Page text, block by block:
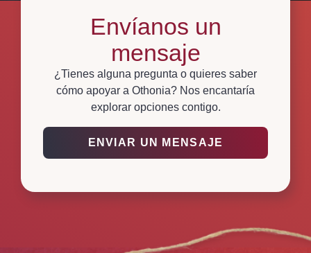
Envíanos un
mensaje
¿Tienes alguna pregunta o quieres saber
cómo apoyar a Othonia? Nos encantaría
explorar opciones contigo.
ENVIAR UN MENSAJE